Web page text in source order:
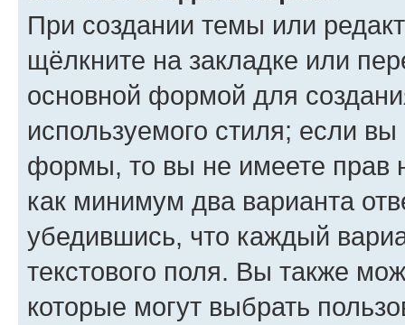
При создании темы или
щёлкните на закладке или
основной формой для
используемого стиля; если
формы, то вы не имеете прав
как минимум два варианта
убедившись, что каждый
текстового поля. Вы также
которые могут выбрать